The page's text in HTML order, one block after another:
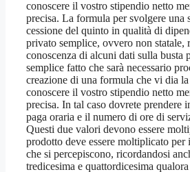
conoscere il vostro stipendio netto
precisa. La formula per svolgere una
cessione del quinto in qualità di
privato semplice, ovvero non statale,
conoscenza di alcuni dati sulla busta
semplice fatto che sarà necessario
creazione di una formula che vi dia
conoscere il vostro stipendio netto
precisa. In tal caso dovrete prendere
paga oraria e il numero di ore di
Questi due valori devono essere
prodotto deve essere moltiplicato
che si percepiscono, ricordandosi
tredicesima e quattordicesima